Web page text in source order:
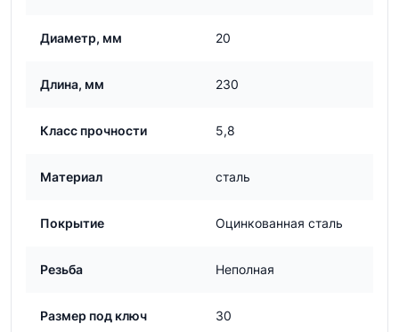
Диаметр, мм 20
Длина, мм 230
Класс прочности 5,8
Материал сталь
Покрытие Оцинкованная сталь
Резьба Неполная
Размер под ключ 30